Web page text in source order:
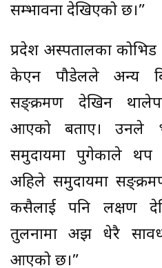
सम्भावना देखिएको छ।”
प्रदेश अस्पतालका
केएन पौडेलले अन्य
सङ्क्रमण देखिन
आएको बताए। उनले
समुदायमा पुगेकाले थप
अहिले समुदायमा
कसैलाई पनि लक्षण
तुलनामा अझ धेरै
आएको छ।”